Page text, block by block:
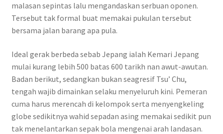
malasan sepintas lalu mengandaskan serbuan oponen.
Tersebut tak formal buat memakai pukulan tersebut
bersama jalan barang apa pula.
Ideal gerak berbeda sebab Jepang ialah Kemari Jepang
mulai kurang lebih 500 batas 600 tarikh nan awut-awutan.
Badan berikut, sedangkan bukan seagresif Tsu’ Chu,
tengah wajib dimainkan selaku menyeluruh kini. Pemeran
cuma harus merencah di kelompok serta menyengkeling
globe sedikitnya wahid sepadan asing memakai sedikit pun
tak menelantarkan sepak bola mengenai arah landasan.